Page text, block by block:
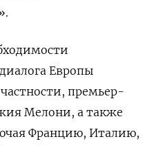
Европы
премьер-
Мелони, а также
Францию, Италию,